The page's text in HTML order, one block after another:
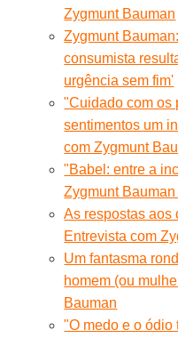
Zygmunt Bauman
Zygmunt
consumista
urgência sem fim'
"Cuidado com os
sentimentos um
com Zygmunt
"Babel: entre a
Zygmunt
As respostas aos
Entrevista com
Um fantasma
homem (ou
Bauman
"O medo e o ódio